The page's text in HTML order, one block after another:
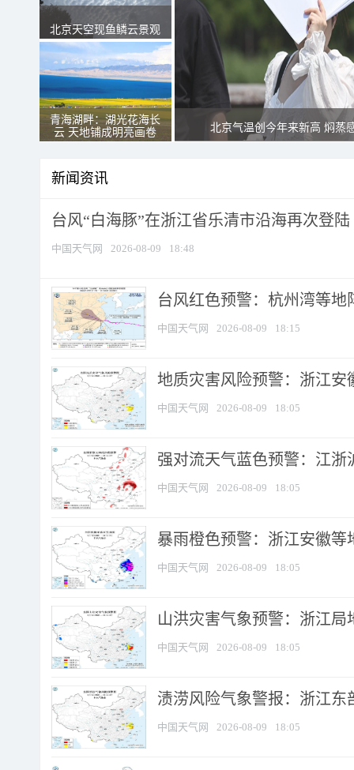
北京天空现鱼鳞云景观
青海湖畔：湖光花海长
云 天地铺成明亮画卷
北京气温创今年来新高 焖蒸
新闻资讯
台风“白海豚”在浙江省乐清市沿海再次登陆
中国天气网 2026-08-09 18:48
台风红色预警：杭州湾等地
中国天气网 2026-08-09 18:15
地质灾害风险预警：浙江安
中国天气网 2026-08-09 18:05
强对流天气蓝色预警：江浙
中国天气网 2026-08-09 18:05
暴雨橙色预警：浙江安徽等
中国天气网 2026-08-09 18:05
山洪灾害气象预警：浙江
中国天气网 2026-08-09 18:05
渍涝风险气象警报：浙江
中国天气网 2026-08-09 18:05